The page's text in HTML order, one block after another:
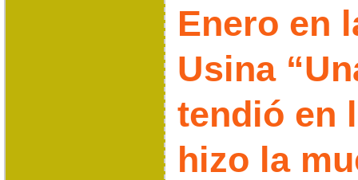
Enero en
Usina
tendió en
hizo la